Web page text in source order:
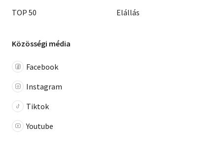
TOP 50
Elállás
Közösségi média
Facebook
Instagram
Tiktok
Youtube